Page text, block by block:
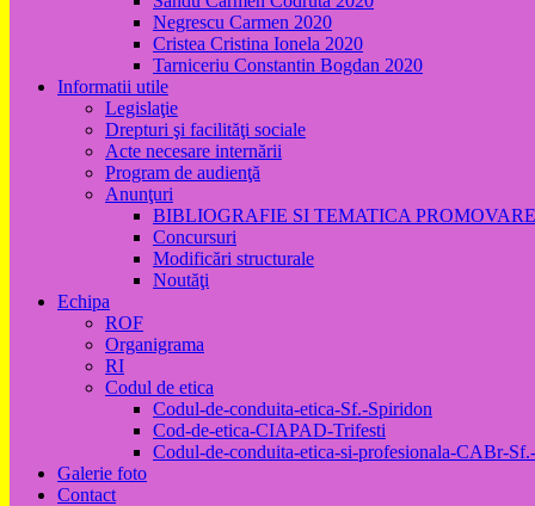
Negrescu Carmen 2020
Cristea Cristina Ionela 2020
Tarniceriu Constantin Bogdan 2020
Informatii utile
Legislaţie
Drepturi şi facilităţi sociale
Acte necesare internării
Program de audienţă
Anunţuri
BIBLIOGRAFIE SI TEMATICA
Concursuri
Modificări structurale
Noutăţi
Echipa
ROF
Organigrama
RI
Codul de etica
Codul-de-conduita-etica-Sf.-Spiridon
Cod-de-etica-CIAPAD-Trifesti
Codul-de-conduita-etica-si-profesionala-CABr-
Galerie foto
Contact